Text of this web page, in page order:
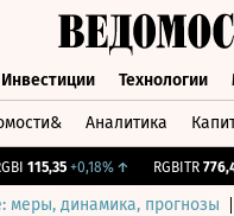
Инвестиции Технологии
Аналитика
115,35 +0,18%↑ RGBITR 776,41
меры, динамика, прогнозы